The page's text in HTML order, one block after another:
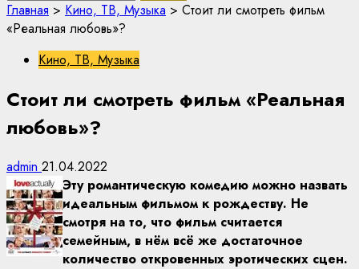
Главная > Кино, ТВ, Музыка > Стоит ли смотреть фильм
«Реальная любовь»?
Кино, ТВ, Музыка
Стоит ли смотреть фильм «Реальная
любовь»?
admin 21.04.2022
Эту романтическую комедию можно назвать
идеальным фильмом к рождеству. Не
смотря на то, что фильм считается
семейным, в нём всё же достаточное
количество откровенных эротических сцен.